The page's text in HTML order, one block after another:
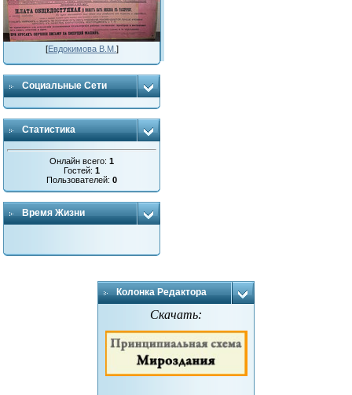
[Евдокимова В.М. ]
Социальные Сети
Статистика
Онлайн всего:1
Гостей:1
Пользователей:0
Время Жизни
Колонка Редактора
Скачать: